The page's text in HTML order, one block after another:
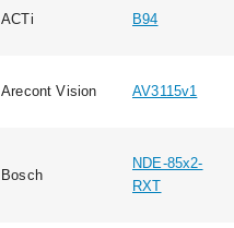
ACTi B94
Arecont Vision AV3115v1
Bosch
NDE-85x2-
RXT